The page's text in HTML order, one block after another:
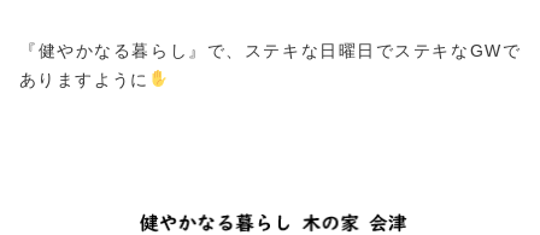
『健やかなる暮らし』で、ステキな日曜日でステキなGWで
ありますように